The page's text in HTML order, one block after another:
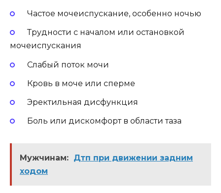
Частое мочеиспускание, особенно ночью
Трудности с началом или остановкой
мочеиспускания
Слабый поток мочи
Кровь в моче или сперме
Эректильная дисфункция
Боль или дискомфорт в области таза
Мужчинам: Дтп при движении задним
ходом